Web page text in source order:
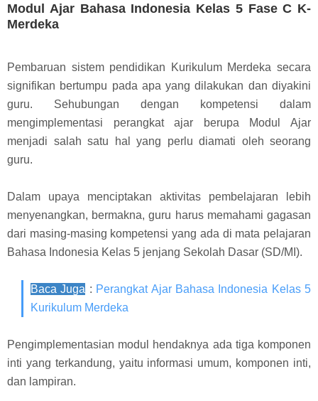
Modul Ajar Bahasa Indonesia Kelas 5 Fase C K-
Merdeka
Pembaruan sistem pendidikan Kurikulum Merdeka secara
signifikan bertumpu pada apa yang dilakukan dan diyakini
guru. Sehubungan dengan kompetensi dalam
mengimplementasi perangkat ajar berupa Modul Ajar
menjadi salah satu hal yang perlu diamati oleh seorang
guru.
Dalam upaya menciptakan aktivitas pembelajaran lebih
menyenangkan, bermakna, guru harus memahami gagasan
dari masing-masing kompetensi yang ada di mata pelajaran
Bahasa Indonesia Kelas 5 jenjang Sekolah Dasar (SD/MI).
Baca Juga : Perangkat Ajar Bahasa Indonesia Kelas 5
Kurikulum Merdeka
Pengimplementasian modul hendaknya ada tiga komponen
inti yang terkandung, yaitu informasi umum, komponen inti,
dan lampiran.